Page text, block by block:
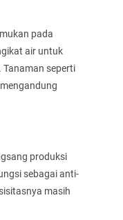
pada
air untuk
Tanaman seperti
produksi
sebagai anti-
masih